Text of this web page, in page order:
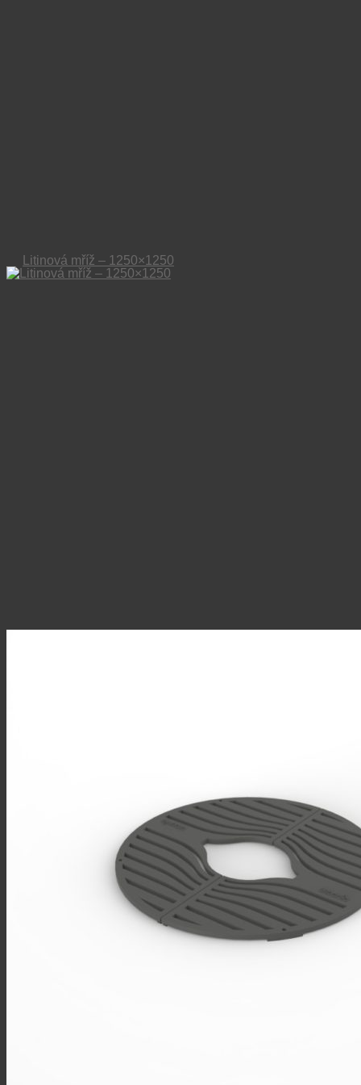
Litinová mříž – 1250×1250